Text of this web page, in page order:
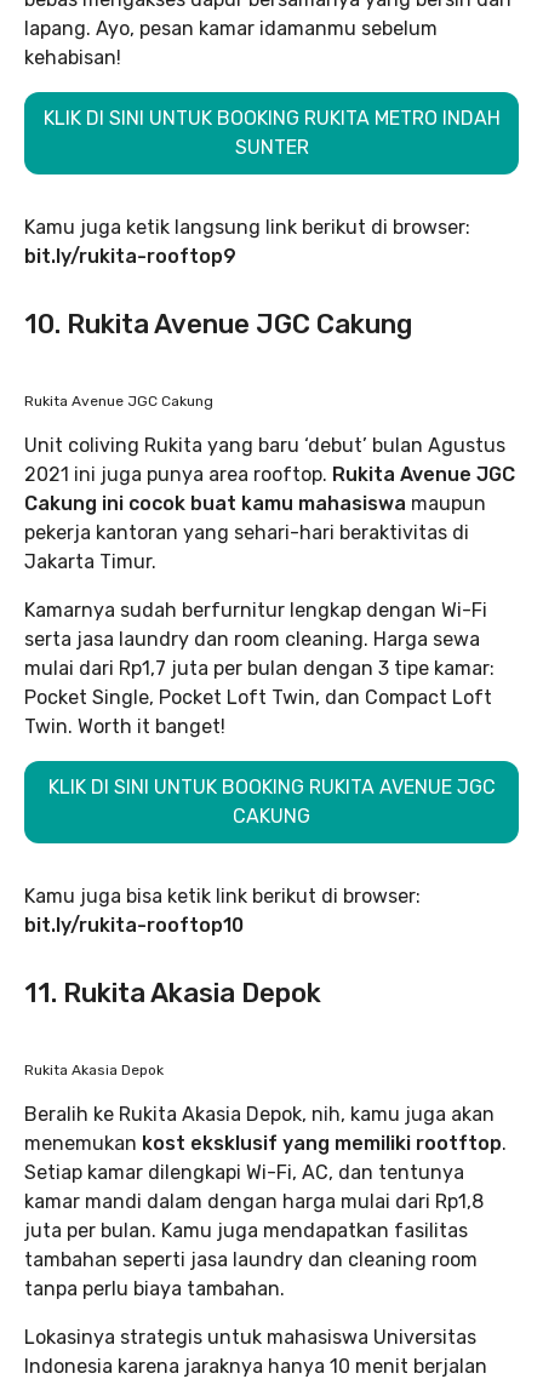
lapang. Ayo, pesan kamar idamanmu sebelum
kehabisan!
KLIK DI SINI UNTUK BOOKING RUKITA METRO INDAH
SUNTER
Kamu juga ketik langsung link berikut di browser:
bit.ly/rukita-rooftop9
10. Rukita Avenue JGC Cakung
Rukita Avenue JGC Cakung
Unit coliving Rukita yang baru ‘debut’ bulan Agustus
2021 ini juga punya area rooftop. Rukita Avenue JGC
Cakung ini cocok buat kamu mahasiswa maupun
pekerja kantoran yang sehari-hari beraktivitas di
Jakarta Timur.
Kamarnya sudah berfurnitur lengkap dengan Wi-Fi
serta jasa laundry dan room cleaning. Harga sewa
mulai dari Rp1,7 juta per bulan dengan 3 tipe kamar:
Pocket Single, Pocket Loft Twin, dan Compact Loft
Twin. Worth it banget!
KLIK DI SINI UNTUK BOOKING RUKITA AVENUE JGC
CAKUNG
Kamu juga bisa ketik link berikut di browser:
bit.ly/rukita-rooftop10
11. Rukita Akasia Depok
Rukita Akasia Depok
Beralih ke Rukita Akasia Depok, nih, kamu juga akan
menemukan kost eksklusif yang memiliki rootftop.
Setiap kamar dilengkapi Wi-Fi, AC, dan tentunya
kamar mandi dalam dengan harga mulai dari Rp1,8
juta per bulan. Kamu juga mendapatkan fasilitas
tambahan seperti jasa laundry dan cleaning room
tanpa perlu biaya tambahan.
Lokasinya strategis untuk mahasiswa Universitas
Indonesia karena jaraknya hanya 10 menit berjalan